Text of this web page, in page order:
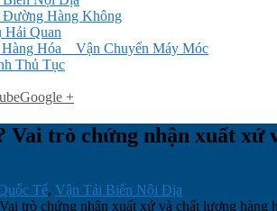
Hàng Không
Quan
Hóa _ Vận Chuyển Máy Móc
Thủ Tục
Google +
Vai trò chứng nhận xuất xứ
Tế, Vận Tải Biển Nội Địa
trò chứng nhận xuất xứ và chất lượng hàng